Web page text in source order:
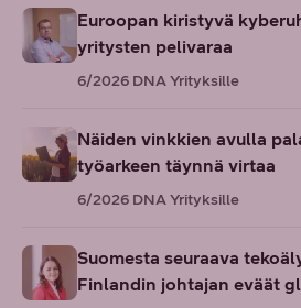
Euroopan kiristyvä
yritysten pelivaraa
6/2026 DNA Yrityksille
Näiden vinkkien avulla
työarkeen täynnä virtaa
6/2026 DNA Yrityksille
Suomesta seuraava
Finlandin johtajan eväät